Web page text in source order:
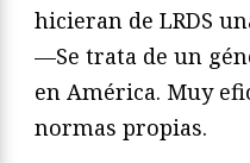
hicieran de LRDS
—Se trata de un
en América. Muy
normas propias.